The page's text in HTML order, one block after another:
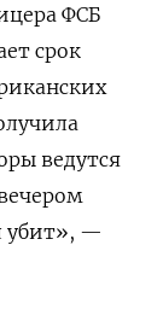
ФСБ
срок
ведутся
убит», —